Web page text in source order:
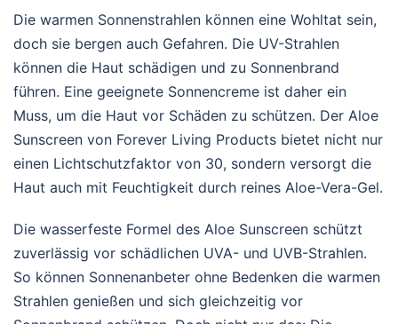
Die warmen Sonnenstrahlen können eine Wohltat sein,
doch sie bergen auch Gefahren. Die UV-Strahlen
können die Haut schädigen und zu Sonnenbrand
führen. Eine geeignete Sonnencreme ist daher ein
Muss, um die Haut vor Schäden zu schützen. Der Aloe
Sunscreen von Forever Living Products bietet nicht nur
einen Lichtschutzfaktor von 30, sondern versorgt die
Haut auch mit Feuchtigkeit durch reines Aloe-Vera-Gel.
Die wasserfeste Formel des Aloe Sunscreen schützt
zuverlässig vor schädlichen UVA- und UVB-Strahlen.
So können Sonnenanbeter ohne Bedenken die warmen
Strahlen genießen und sich gleichzeitig vor